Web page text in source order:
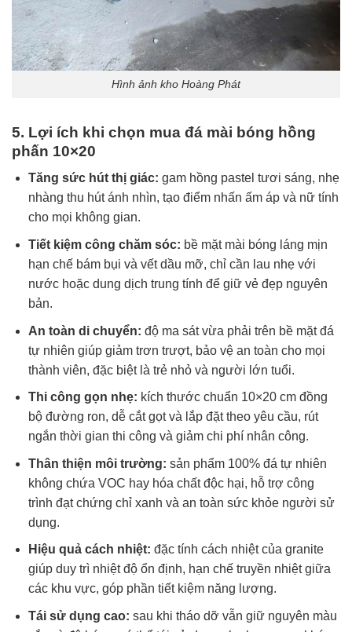
Hình ảnh kho Hoàng Phát
5. Lợi ích khi chọn mua đá mài bóng hồng
phấn 10×20
Tăng sức hút thị giác: gam hồng pastel tươi sáng, nhẹ
nhàng thu hút ánh nhìn, tạo điểm nhấn ấm áp và nữ tính
cho mọi không gian.
Tiết kiệm công chăm sóc: bề mặt mài bóng láng mịn
hạn chế bám bụi và vết dầu mỡ, chỉ cần lau nhẹ với
nước hoặc dung dịch trung tính để giữ vẻ đẹp nguyên
bản.
An toàn di chuyển: độ ma sát vừa phải trên bề mặt đá
tự nhiên giúp giảm trơn trượt, bảo vệ an toàn cho mọi
thành viên, đặc biệt là trẻ nhỏ và người lớn tuổi.
Thi công gọn nhẹ: kích thước chuẩn 10×20 cm đồng
bộ đường ron, dễ cắt gọt và lắp đặt theo yêu cầu, rút
ngắn thời gian thi công và giảm chi phí nhân công.
Thân thiện môi trường: sản phẩm 100% đá tự nhiên
không chứa VOC hay hóa chất độc hại, hỗ trợ công
trình đạt chứng chỉ xanh và an toàn sức khỏe người sử
dụng.
Hiệu quả cách nhiệt: đặc tính cách nhiệt của granite
giúp duy trì nhiệt độ ổn định, hạn chế truyền nhiệt giữa
các khu vực, góp phần tiết kiệm năng lượng.
Tái sử dụng cao: sau khi tháo dỡ vẫn giữ nguyên màu